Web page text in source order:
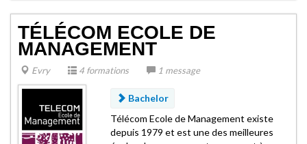
TÉLÉCOM ECOLE DE
MANAGEMENT
Evry 4 formations 1 message
Bachelor
Télécom Ecole de Management existe
depuis 1979 et est une des meilleures